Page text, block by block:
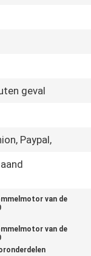
geval
Paypal,
van de
van de